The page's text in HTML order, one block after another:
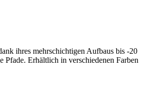
ihres mehrschichtigen Aufbaus bis -20
Pfade. Erhältlich in verschiedenen Farben